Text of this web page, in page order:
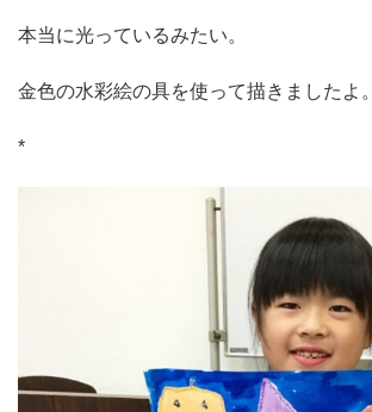
本当に光っているみたい。
金色の水彩絵の具を使って描きましたよ。
*